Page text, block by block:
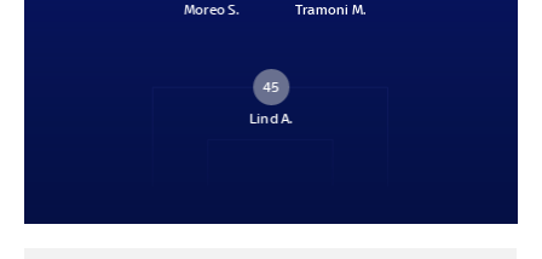
Tramoni M.
Moreo S.
45
Lind A.